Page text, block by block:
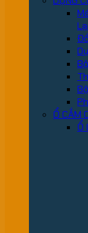
Ổ CẮM
Ổ